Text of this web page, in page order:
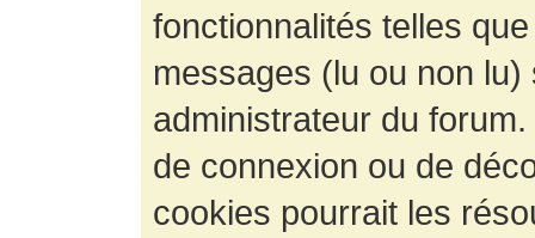
fonctionnalités telles
messages (lu ou non
administrateur du
de connexion ou de
cookies pourrait les